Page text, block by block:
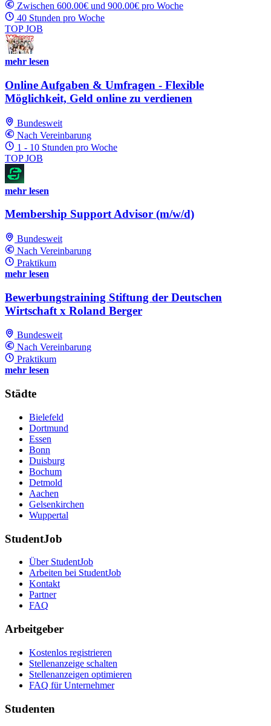
Zwischen 600.00€ und 900.00€ pro Woche
40 Stunden pro Woche
TOP JOB
mehr lesen
Online Aufgaben & Umfragen - Flexible
Möglichkeit, Geld online zu verdienen
Bundesweit
Nach Vereinbarung
1 - 10 Stunden pro Woche
TOP JOB
mehr lesen
Membership Support Advisor (m/w/d)
Bundesweit
Nach Vereinbarung
Praktikum
mehr lesen
Bewerbungstraining Stiftung der Deutschen
Wirtschaft x Roland Berger
Bundesweit
Nach Vereinbarung
Praktikum
mehr lesen
Städte
Bielefeld
Dortmund
Essen
Bonn
Duisburg
Bochum
Detmold
Aachen
Gelsenkirchen
Wuppertal
StudentJob
Über StudentJob
Arbeiten bei StudentJob
Kontakt
Partner
FAQ
Arbeitgeber
Kostenlos registrieren
Stellenanzeige schalten
Stellenanzeigen optimieren
FAQ für Unternehmer
Studenten